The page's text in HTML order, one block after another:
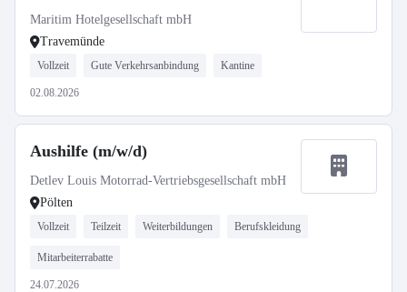
Maritim Hotelgesellschaft mbH
Travemünde
Vollzeit Gute Verkehrsanbindung Kantine
02.08.2026
Aushilfe (m/w/d)
Detlev Louis Motorrad-Vertriebsgesellschaft mbH
Pölten
Vollzeit Teilzeit Weiterbildungen Berufskleidung
Mitarbeiterrabatte
24.07.2026